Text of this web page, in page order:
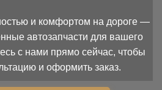
и комфортом на дороге —
автозапчасти для вашего
с нами прямо сейчас, чтобы
и оформить заказ.